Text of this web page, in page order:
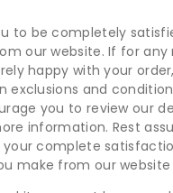
to be completely
our website. If for any
happy with your
exclusions and
you to review our
information. Rest
your complete
make from our website